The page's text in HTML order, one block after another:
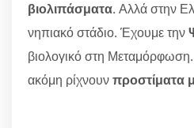
βιολιπάσματα. Αλλά στην
νηπιακό στάδιο. Έχουμε την
βιολογικό στη
ακόμη ρίχνουνπροστίματα